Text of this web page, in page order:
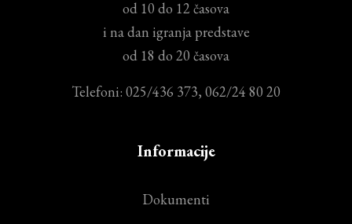
od 10 do 12 časova
i na dan igranja predstave
od 18 do 20 časova
Telefoni: 025/436 373, 062/24 80 20
Informacije
Dokumenti